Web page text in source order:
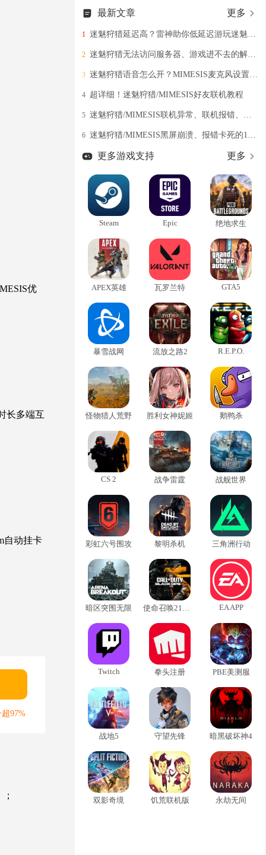
优
长多端互
自动挂卡
97%
最新文章 更多
1 迷魅狩猎延迟高？雷神助你低延迟游玩迷魅狩猎
2 迷魅狩猎无法访问服务器、游戏进不去的解决办法
3 迷魅狩猎语音怎么开？MIMESIS麦克风设置教程分享
4 超详细！迷魅狩猎/MIMESIS好友联机教程
5 迷魅狩猎/MIMESIS联机异常、联机报错、联机不上的有效解决方式
6 迷魅狩猎/MIMESIS黑屏崩溃、报错卡死的100%有效解决办法
更多游戏支持 更多
Steam Epic 绝地求生
APEX英雄 瓦罗兰特 GTA5
暴雪战网 流放之路2 R.E.P.O.
怪物猎人荒野 胜利女神妮姬 鹅鸭杀
CS 2 战争雷霆 战舰世界
彩虹六号围攻 黎明杀机 三角洲行动
暗区突围无限 使命召唤21黑色行动6 EA APP
Twitch 拳头注册 PBE美测服
战地5 守望先锋 暗黑破坏神4
双影奇境 饥荒联机版 永劫无间